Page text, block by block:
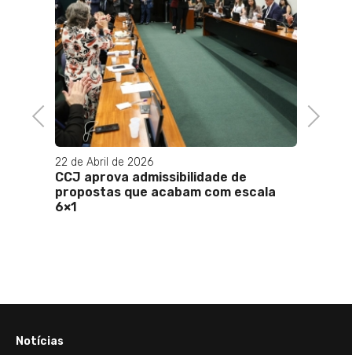
Previous
22 de Abril de 2026
CCJ aprova admissibilidade de
propostas que acabam com escala
6×1
Next
Notícias